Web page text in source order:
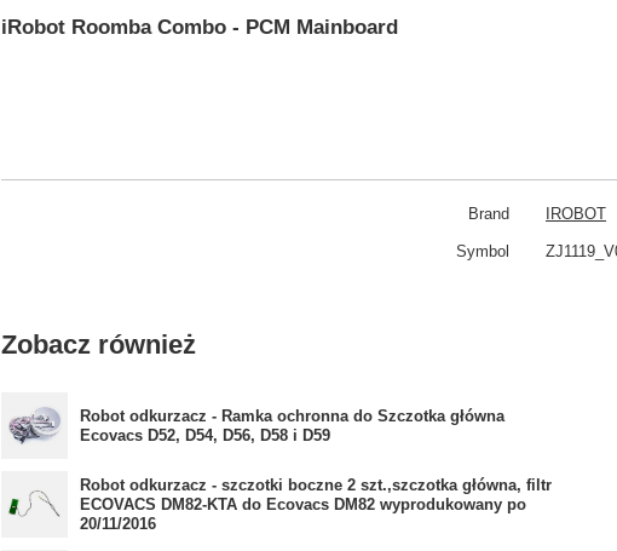
iRobot Roomba Combo - PCM Mainboard
Brand IROBOT
Symbol
Zobacz również
Robot odkurzacz - Ramka ochronna do Szczotka główna
Ecovacs D52, D54, D56, D58 i D59
Robot odkurzacz - szczotki boczne 2 szt.,szczotka główna, filtr
ECOVACS DM82-KTA do Ecovacs DM82 wyprodukowany po
20/11/2016